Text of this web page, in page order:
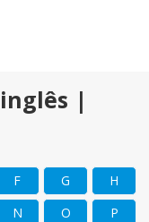
|
F G
H
N O
P